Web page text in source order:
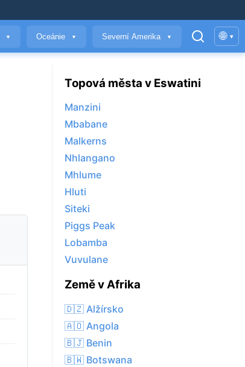
▼ Oceánie ▼ Severní Amerika ▼ 🌐 ▾
Topová města v Eswatini
Manzini
Mbabane
Malkerns
Nhlangano
Mhlume
Hluti
Siteki
Piggs Peak
Lobamba
Vuvulane
Země v Afrika
🇩🇿 Alžírsko
🇦🇴 Angola
🇧🇯 Benin
🇧🇼 Botswana